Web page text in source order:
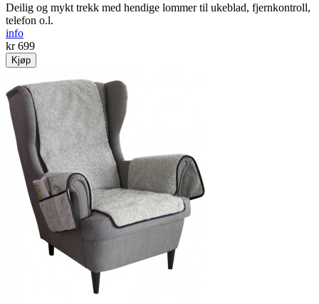
Deilig og mykt trekk med hendige lommer til ukeblad, fjernkontroll,
telefon o.l.
info
kr 699
Kjøp